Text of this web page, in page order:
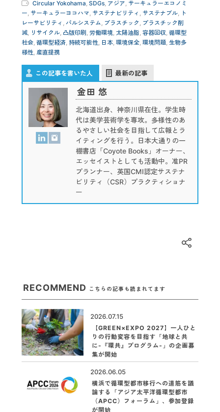
Circular Yokohama SDGs アジア サーキュラーエコノミ
ー サーキュラーヨコハマ サステナビリティ サステナブル
ト
レーサビリティ パルシステム プラスチック プラスチック削
減 リサイクル 凸版印刷 労働環境 太陽油脂 容器回収 循環型
社会 循環型経済 持続可能性 日本 環境保全 環境問題 生物多
様性 産直提携
この記事を書いた人 最新の記事
金田 悠
北海道出身、神奈川県在住。学生時
代は美学芸術学を専攻。多様性のあ
るやさしい社会を目指して広報とラ
イティングを行う。日本大通りの一
棚書店「Coyote Books」オーナー、
エッセイストとしても活動中。准PR
プランナー、英国CMI認定サステナ
ビリティ（CSR）プラクティショナ
ー
RECOMMEND こちらの記事も読まれてます
2026.07.15
【GREEN×EXPO 2027】一人ひと
りの行動変容を目指す「地球と共
に-『環共』プログラム-」の企画募
集が開始
2026.06.05
横浜で循環型都市移行への道筋を議
論する「アジア太平洋循環型都市
（APCC）フォーラム」、参加登録
が開始